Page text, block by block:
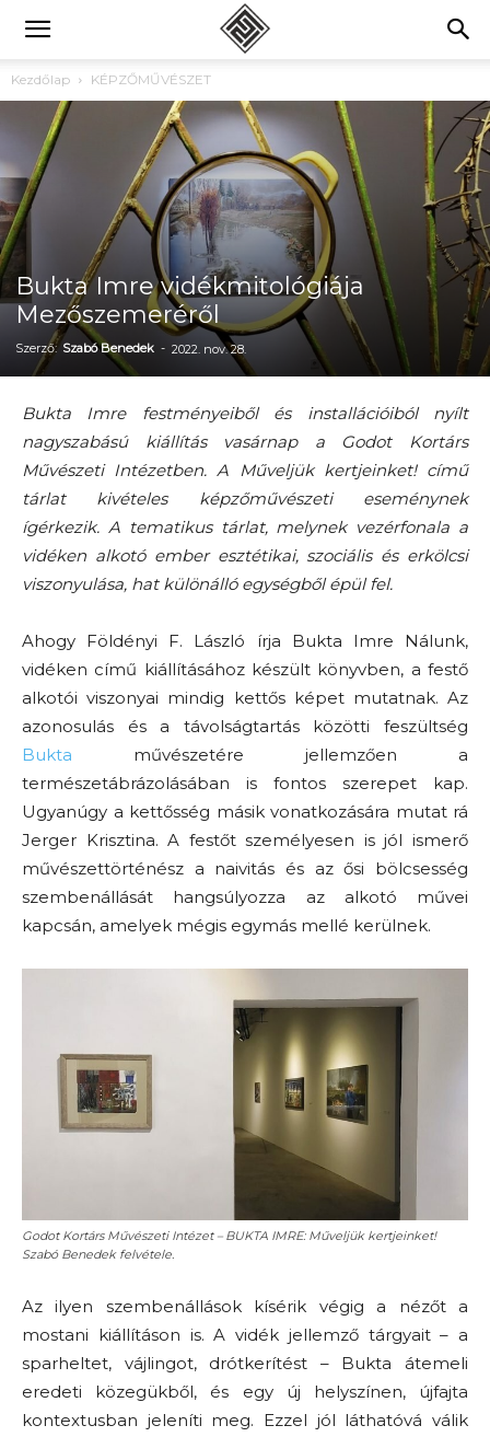
Kezdőlap KÉPZŐMŰVÉSZET
Bukta Imre vidékmitológiája
Mezőszemeréről
Szerző: Szabó Benedek - 2022. nov. 28.
Bukta Imre festményeiből és installációiból nyílt
nagyszabású kiállítás vasárnap a Godot Kortárs
Művészeti Intézetben. A Műveljük kertjeinket! című
tárlat kivételes képzőművészeti eseménynek
ígérkezik. A tematikus tárlat, melynek vezérfonala a
vidéken alkotó ember esztétikai, szociális és erkölcsi
viszonyulása, hat különálló egységből épül fel.
Ahogy Földényi F. László írja Bukta Imre Nálunk,
vidéken című kiállításához készült könyvben, a festő
alkotói viszonyai mindig kettős képet mutatnak. Az
azonosulás és a távolságtartás közötti feszültség
Bukta művészetére jellemzően a
természetábrázolásában is fontos szerepet kap.
Ugyanúgy a kettősség másik vonatkozására mutat rá
Jerger Krisztina. A festőt személyesen is jól ismerő
művészettörténész a naivitás és az ősi bölcsesség
szembenállását hangsúlyozza az alkotó művei
kapcsán, amelyek mégis egymás mellé kerülnek.
Godot Kortárs Művészeti Intézet – BUKTA IMRE: Műveljük kertjeinket!
Szabó Benedek felvétele.
Az ilyen szembenállások kísérik végig a nézőt a
mostani kiállításon is. A vidék jellemző tárgyait – a
sparheltet, vájlingot, drótkerítést – Bukta átemeli
eredeti közegükből, és egy új helyszínen, újfajta
kontextusban jeleníti meg. Ezzel jól láthatóvá válik